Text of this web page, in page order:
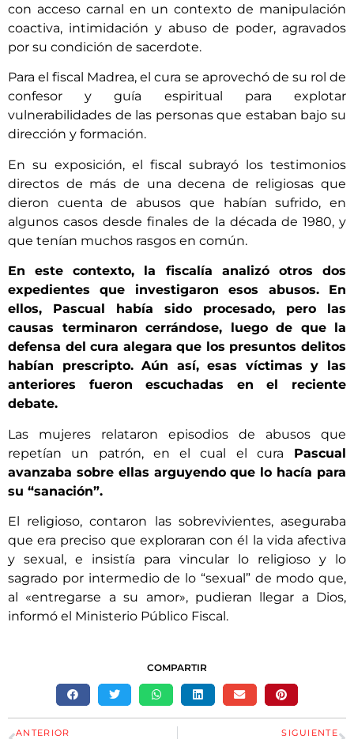
con acceso carnal en un contexto de manipulación
coactiva, intimidación y abuso de poder, agravados
por su condición de sacerdote.
Para el fiscal Madrea, el cura se aprovechó de su rol de
confesor y guía espiritual para explotar
vulnerabilidades de las personas que estaban bajo su
dirección y formación.
En su exposición, el fiscal subrayó los testimonios
directos de más de una decena de religiosas que
dieron cuenta de abusos que habían sufrido, en
algunos casos desde finales de la década de 1980, y
que tenían muchos rasgos en común.
En este contexto, la fiscalía analizó otros dos
expedientes que investigaron esos abusos. En
ellos, Pascual había sido procesado, pero las
causas terminaron cerrándose, luego de que la
defensa del cura alegara que los presuntos delitos
habían prescripto. Aún así, esas víctimas y las
anteriores fueron escuchadas en el reciente
debate.
Las mujeres relataron episodios de abusos que
repetían un patrón, en el cual el cura Pascual
avanzaba sobre ellas arguyendo que lo hacía para
su “sanación”.
El religioso, contaron las sobrevivientes, aseguraba
que era preciso que exploraran con él la vida afectiva
y sexual, e insistía para vincular lo religioso y lo
sagrado por intermedio de lo “sexual” de modo que,
al «entregarse a su amor», pudieran llegar a Dios,
informó el Ministerio Público Fiscal.
COMPARTIR
ANTERIOR SIGUIENTE